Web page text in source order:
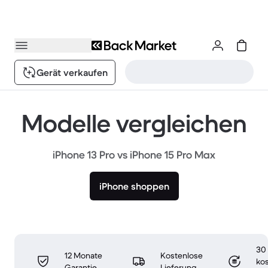
Gerät verkaufen
Modelle vergleichen
iPhone 13 Pro vs iPhone 15 Pro Max
iPhone shoppen
12 Monate
Kostenlose
30